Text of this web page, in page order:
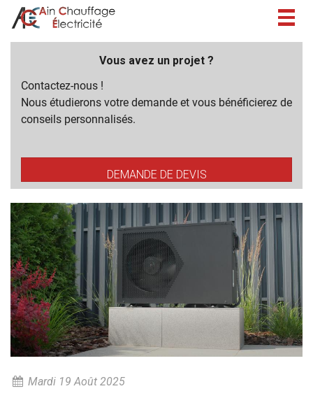
Vous avez un projet ?
Contactez-nous !
Nous étudierons votre demande et vous bénéficierez de
conseils personnalisés.
DEMANDE DE DEVIS
Mardi 19 Août 2025